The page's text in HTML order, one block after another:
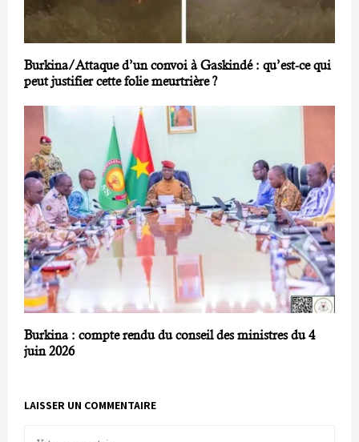
Burkina/Attaque d’un convoi à Gaskindé : qu’est-ce qui
peut justifier cette folie meurtrière ?
Burkina : compte rendu du conseil des ministres du 4
juin 2026
LAISSER UN COMMENTAIRE